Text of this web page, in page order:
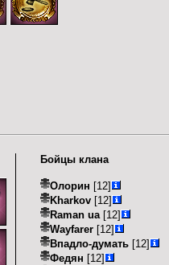
Бойцы клана
Олорин [12]
Kharkov [12]
Raman ua [12]
Wayfarer [12]
Впадло-думать [12]
Федян [12]